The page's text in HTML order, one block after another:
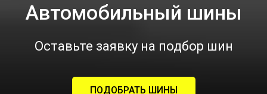
Автомобильный шины
Оставьте заявку на подбор шин
ПОДОБРАТЬ ШИНЫ